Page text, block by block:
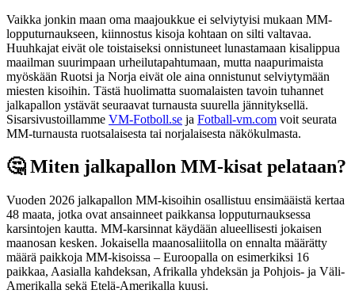
Vaikka jonkin maan oma maajoukkue ei selviytyisi mukaan MM-
lopputurnaukseen, kiinnostus kisoja kohtaan on silti valtavaa.
Huuhkajat eivät ole toistaiseksi onnistuneet lunastamaan kisalippua
maailman suurimpaan urheilutapahtumaan, mutta naapurimaista
myöskään Ruotsi ja Norja eivät ole aina onnistunut selviytymään
miesten kisoihin. Tästä huolimatta suomalaisten tavoin tuhannet
jalkapallon ystävät seuraavat turnausta suurella jännityksellä.
Sisarsivustoillamme VM-Fotboll.se ja Fotball-vm.com voit seurata
MM-turnausta ruotsalaisesta tai norjalaisesta näkökulmasta.
🤔 Miten jalkapallon MM-kisat pelataan?
Vuoden 2026 jalkapallon MM-kisoihin osallistuu ensimääistä kertaa
48 maata, jotka ovat ansainneet paikkansa lopputurnauksessa
karsintojen kautta. MM-karsinnat käydään alueellisesti jokaisen
maanosan kesken. Jokaisella maanosaliitolla on ennalta määrätty
määrä paikkoja MM-kisoissa – Euroopalla on esimerkiksi 16
paikkaa, Aasialla kahdeksan, Afrikalla yhdeksän ja Pohjois- ja Väli-
Amerikalla sekä Etelä-Amerikalla kuusi.